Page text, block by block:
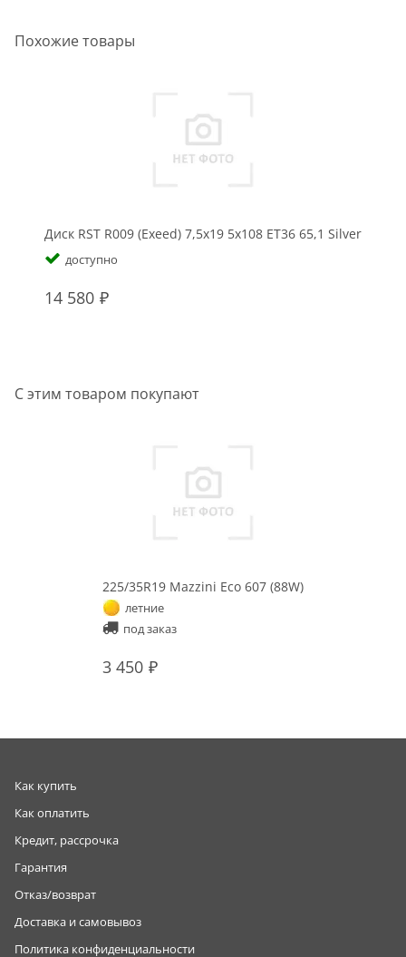
Похожие товары
Диск RST R009 (Exeed) 7,5x19 5x108 ET36 65,1 Silver
доступно
14 580
С этим товаром покупают
225/35R19 Mazzini Eco 607 (88W)
летние
под заказ
3 450
Как купить
Как оплатить
Кредит, рассрочка
Гарантия
Отказ/возврат
Доставка и самовывоз
Политика конфиденциальности